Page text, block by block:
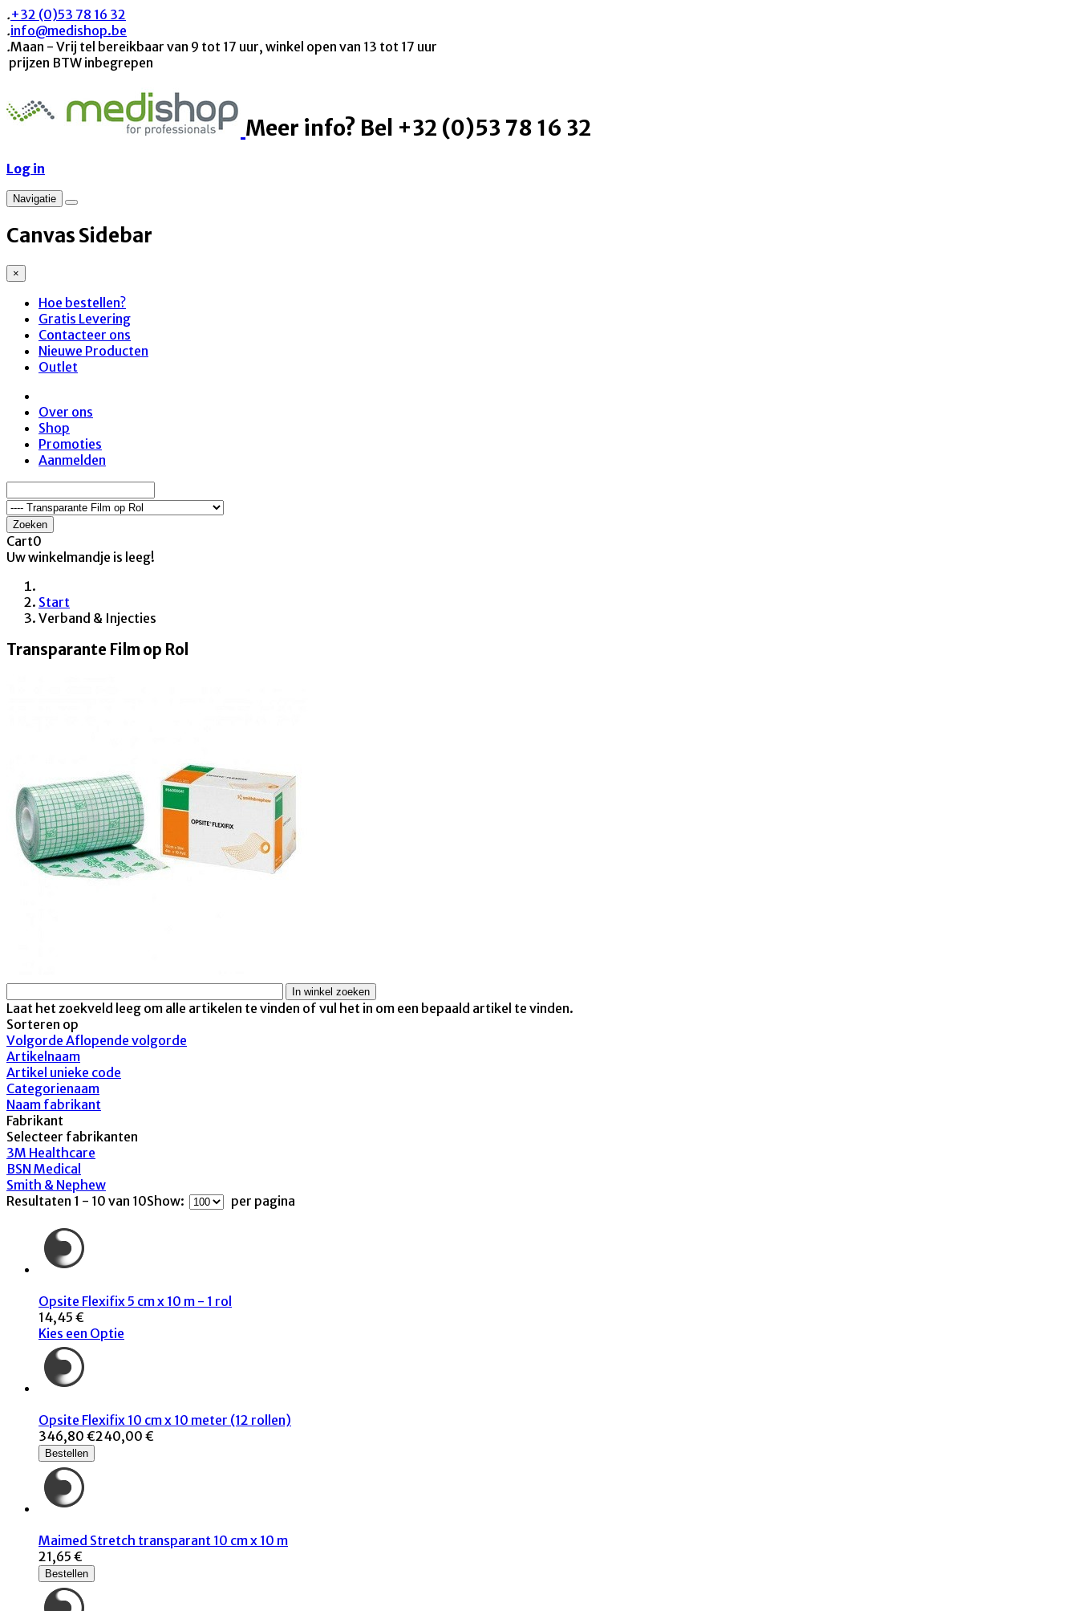
.+32 (0)53 78 16 32
.info@medishop.be
.Maan - Vrij tel bereikbaar van 9 tot 17 uur, winkel open van 13 tot 17 uur
prijzen BTW inbegrepen
Meer info? Bel +32 (0)53 78 16 32
Log in
Navigatie
Canvas Sidebar
×
Hoe bestellen?
Gratis Levering
Contacteer ons
Nieuwe Producten
Outlet
Over ons
Shop
Promoties
Aanmelden
Zoeken
Cart0
Uw winkelmandje is leeg!
Start
Verband & Injecties
Transparante Film op Rol
Laat het zoekveld leeg om alle artikelen te vinden of vul het in om een bepaald artikel te vinden.
Sorteren op
Volgorde Aflopende volgorde
Artikelnaam
Artikel unieke code
Categorienaam
Naam fabrikant
Fabrikant
Selecteer fabrikanten
3M Healthcare
BSN Medical
Smith & Nephew
Resultaten 1 - 10 van 10Show: per pagina
Opsite Flexifix 5 cm x 10 m - 1 rol
14,45 €
Kies een Optie
Opsite Flexifix 10 cm x 10 meter (12 rollen)
346,80 €240,00 €
Bestellen
Maimed Stretch transparant 10 cm x 10 m
21,65 €
Bestellen